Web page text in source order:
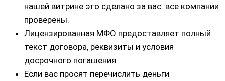
нашей витрине это сделано за вас: все компании
проверены.
Лицензированная МФО предоставляет полный
текст договора, реквизиты и условия
досрочного погашения.
Если вас просят перечислить деньги